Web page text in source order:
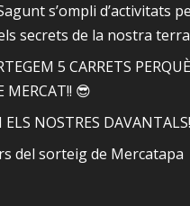
s’ompli d’activitats
secrets de la nostra
5 CARRETS PERQUÈ
MERCAT!! 😎
ELS NOSTRES DAVANTALS!
del sorteig de Mercatapa